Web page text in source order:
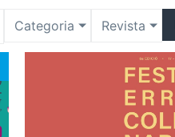
Categoria Revista